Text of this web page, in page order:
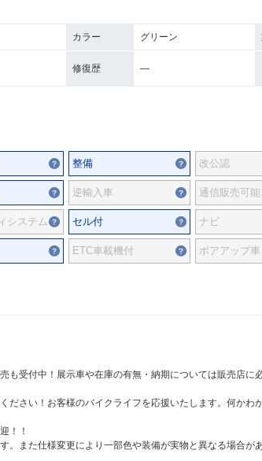
カラー グリーン
修復歴 ―
整備 改公認
逆輸入車 通信販売可能
システム セル付 ナビ
ETC車載機付 ボアアップ車
も受付中！展示車や在庫の有無・納期については販売店に
ださい！お客様のバイクライフを応援いたします。何かわ
！！
また仕様変更により一部色や装備が実物と異なる場合があ